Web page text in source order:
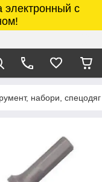
с
набори, спецодяг